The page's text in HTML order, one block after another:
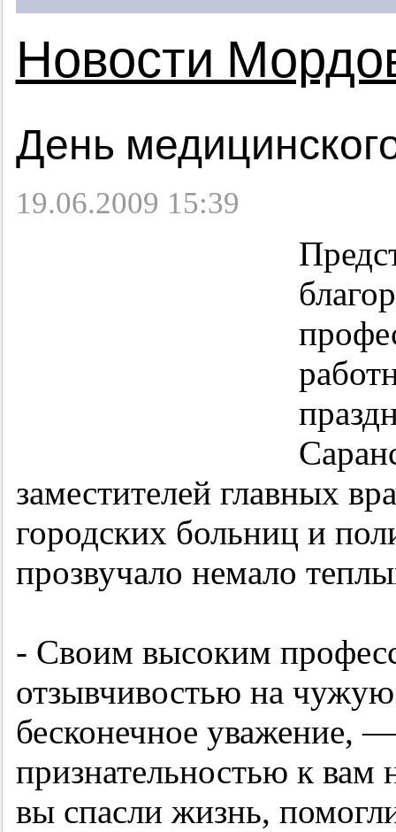
Новости
День
19.06.2009 15:39
заместителей главных
городских больниц и
прозвучало немало
- Своим высоким
отзывчивостью на
бесконечное уважение,
признательностью к вам
вы спасли жизнь,